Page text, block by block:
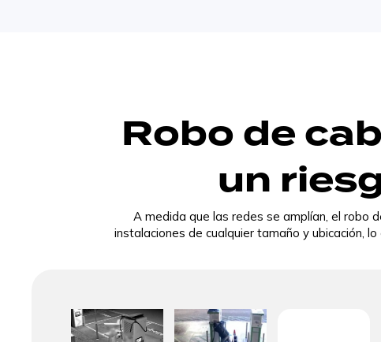
Robo de
un
A medida que las redes se amplían, el robo
instalaciones de cualquier tamaño y ubicación,